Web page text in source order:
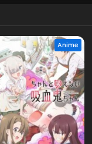
Anime